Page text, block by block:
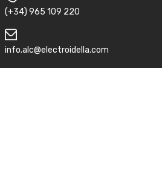
(+34) 965 109 220
info.alc@electroidella.com